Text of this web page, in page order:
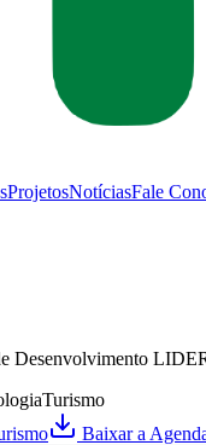
ProjetosNotíciasFale
Desenvolvimento
Turismo
Baixar a